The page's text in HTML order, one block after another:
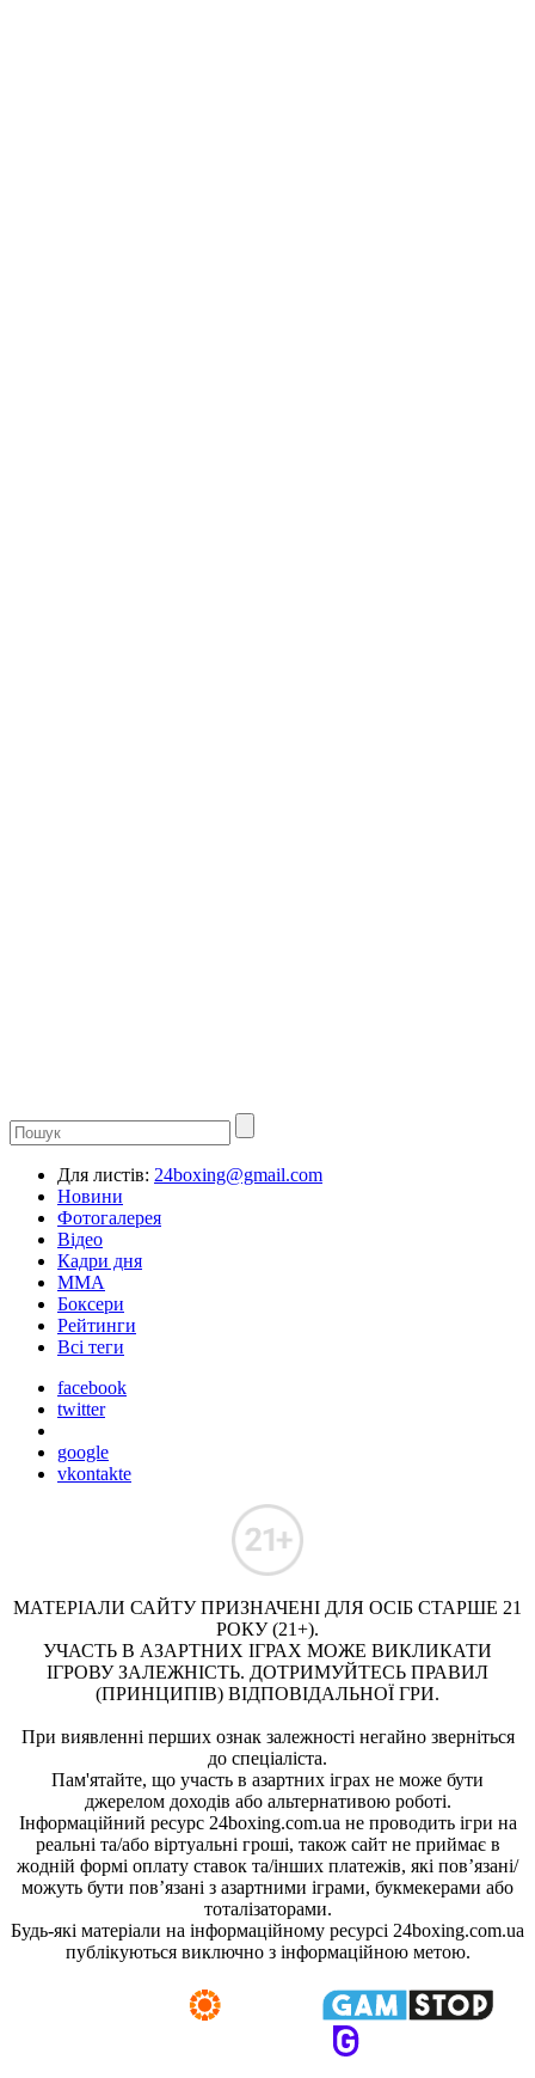
Для листів: 24boxing@gmail.com
Новини
Фотогалерея
Відео
Кадри дня
ММА
Боксери
Рейтинги
Всі теги
facebook
twitter
google
vkontakte
МАТЕРІАЛИ САЙТУ ПРИЗНАЧЕНІ ДЛЯ ОСІБ СТАРШЕ 21
РОКУ (21+).
УЧАСТЬ В АЗАРТНИХ ІГРАХ МОЖЕ ВИКЛИКАТИ
ІГРОВУ ЗАЛЕЖНІСТЬ. ДОТРИМУЙТЕСЬ ПРАВИЛ
(ПРИНЦИПІВ) ВІДПОВІДАЛЬНОЇ ГРИ.
При виявленні перших ознак залежності негайно зверніться
до спеціаліста.
Пам'ятайте, що участь в азартних іграх не може бути
джерелом доходів або альтернативою роботі.
Інформаційний ресурс 24boxing.com.ua не проводить ігри на
реальні та/або віртуальні гроші, також сайт не приймає в
жодній формі оплату ставок та/інших платежів, які пов’язані/
можуть бути пов’язані з азартними іграми, букмекерами або
тоталізаторами.
Будь-які матеріали на інформаційному ресурсі 24boxing.com.ua
публікуються виключно з інформаційною метою.